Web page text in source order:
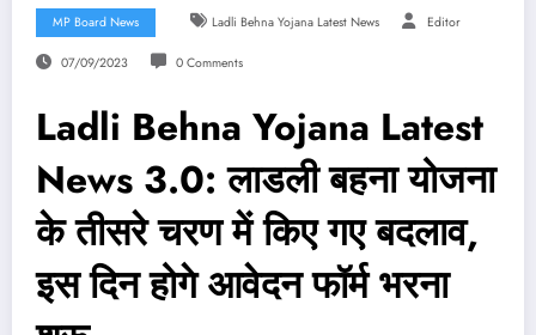
MP Board News Ladli Behna Yojana Latest News Editor
07/09/2023 0 Comments
Ladli Behna Yojana Latest
News 3.0: लाडली बहना योजना
के तीसरे चरण में किए गए बदलाव,
इस दिन होगे आवेदन फॉर्म भरना